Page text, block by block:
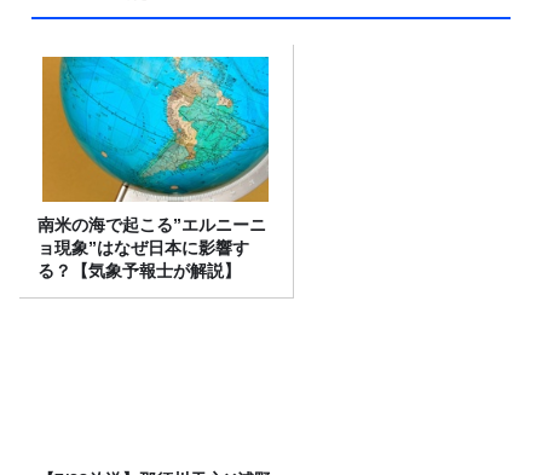
南米の海で起こる”エルニーニ
ョ現象”はなぜ日本に影響す
る？【気象予報士が解説】